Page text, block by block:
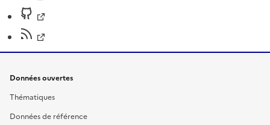
Données ouvertes
Thématiques
Données de référence